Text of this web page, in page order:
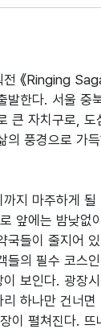
《Ringing
발한다. 서울 중
큰 자치구로,
의 풍경으로 가
지 마주하게
앞에는 밤낮없
국들이 줄지어
들의 필수 코스
보인다. 광장
하나만 건너면
이 펼쳐진다. 뜨